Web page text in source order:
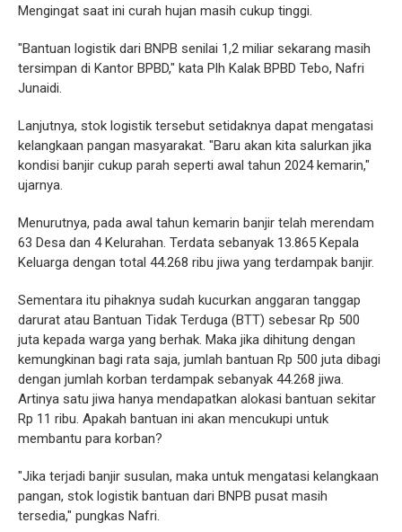
Mengingat saat ini curah hujan masih cukup tinggi.
"Bantuan logistik dari BNPB senilai 1,2 miliar sekarang masih
tersimpan di Kantor BPBD," kata Plh Kalak BPBD Tebo, Nafri
Junaidi.
Lanjutnya, stok logistik tersebut setidaknya dapat mengatasi
kelangkaan pangan masyarakat. "Baru akan kita salurkan jika
kondisi banjir cukup parah seperti awal tahun 2024 kemarin,"
ujarnya.
Menurutnya, pada awal tahun kemarin banjir telah merendam
63 Desa dan 4 Kelurahan. Terdata sebanyak 13.865 Kepala
Keluarga dengan total 44.268 ribu jiwa yang terdampak banjir.
Sementara itu pihaknya sudah kucurkan anggaran tanggap
darurat atau Bantuan Tidak Terduga (BTT) sebesar Rp 500
juta kepada warga yang berhak. Maka jika dihitung dengan
kemungkinan bagi rata saja, jumlah bantuan Rp 500 juta dibagi
dengan jumlah korban terdampak sebanyak 44.268 jiwa.
Artinya satu jiwa hanya mendapatkan alokasi bantuan sekitar
Rp 11 ribu. Apakah bantuan ini akan mencukupi untuk
membantu para korban?
"Jika terjadi banjir susulan, maka untuk mengatasi kelangkaan
pangan, stok logistik bantuan dari BNPB pusat masih
tersedia," pungkas Nafri.